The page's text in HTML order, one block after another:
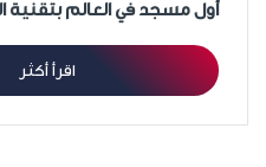
أول مسجد في العالم بتقنية
اقرأ أكثر